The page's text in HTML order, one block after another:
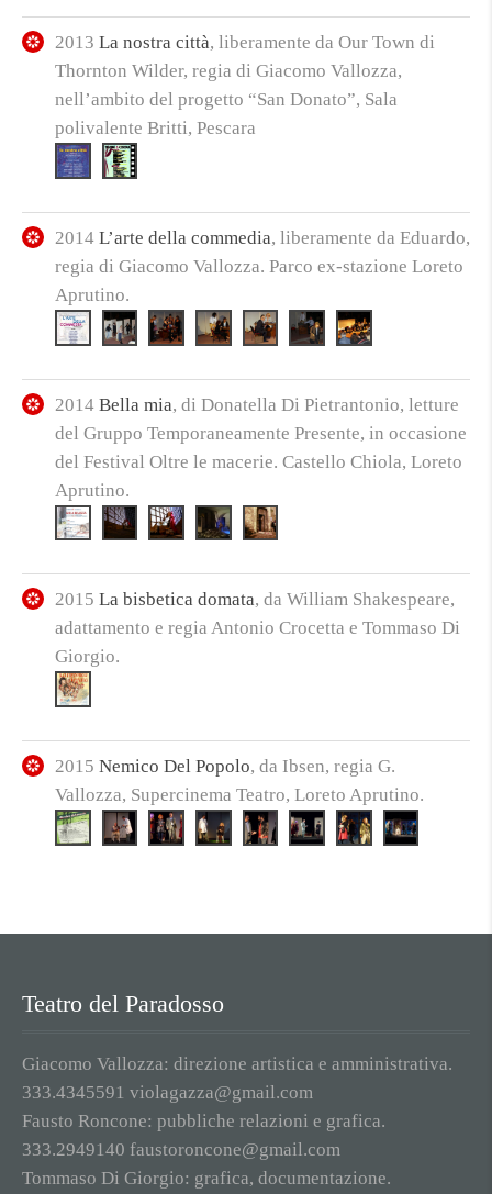
2013 La nostra città, liberamente da Our Town di
Thornton Wilder, regia di Giacomo Vallozza,
nell’ambito del progetto “San Donato”, Sala
polivalente Britti, Pescara
2014 L’arte della commedia, liberamente da Eduardo,
regia di Giacomo Vallozza. Parco ex-stazione Loreto
Aprutino.
2014 Bella mia, di Donatella Di Pietrantonio, letture
del Gruppo Temporaneamente Presente, in occasione
del Festival Oltre le macerie. Castello Chiola, Loreto
Aprutino.
2015 La bisbetica domata, da William Shakespeare,
adattamento e regia Antonio Crocetta e Tommaso Di
Giorgio.
2015 Nemico Del Popolo, da Ibsen, regia G.
Vallozza, Supercinema Teatro, Loreto Aprutino.
Teatro del Paradosso
Giacomo Vallozza: direzione artistica e amministrativa.
333.4345591 violagazza@gmail.com
Fausto Roncone: pubbliche relazioni e grafica.
333.2949140 faustoroncone@gmail.com
Tommaso Di Giorgio: grafica, documentazione.